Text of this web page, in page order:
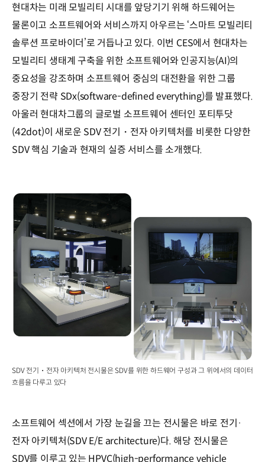
현대차는 미래 모빌리티 시대를 앞당기기 위해 하드웨어는
물론이고 소프트웨어와 서비스까지 아우르는 ‘스마트 모빌리티
솔루션 프로바이더’로 거듭나고 있다. 이번 CES에서 현대차는
모빌리티 생태계 구축을 위한 소프트웨어와 인공지능(AI)의
중요성을 강조하며 소프트웨어 중심의 대전환을 위한 그룹
중장기 전략 SDx(software-defined everything)를 발표했다.
아울러 현대차그룹의 글로벌 소프트웨어 센터인 포티투닷
(42dot)이 새로운 SDV 전기・전자 아키텍처를 비롯한 다양한
SDV 핵심 기술과 현재의 실증 서비스를 소개했다.
SDV 전기・전자 아키텍처 전시물은 SDV를 위한 하드웨어 구성과 그 위에서의 데이터
흐름을 다루고 있다
소프트웨어 섹션에서 가장 눈길을 끄는 전시물은 바로 전기·
전자 아키텍처(SDV E/E architecture)다. 해당 전시물은
SDV를 이루고 있는 HPVC(high-performance vehicle